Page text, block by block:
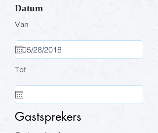
Datum
Van
Tot
Gastsprekers